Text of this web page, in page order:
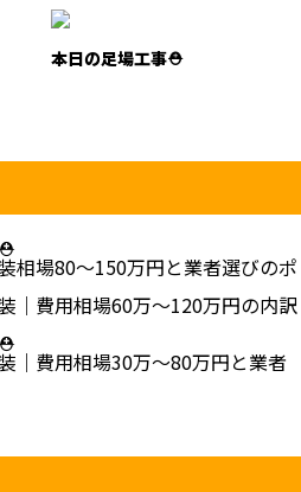
本日の足場工事⛑️
相場80〜150万円と業者選びのポ
｜費用相場60万〜120万円の内訳
｜費用相場30万～80万円と業者